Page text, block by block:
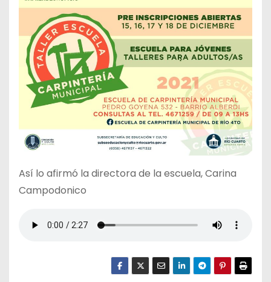
Así lo afirmó la directora de la escuela, Carina
Campodonico